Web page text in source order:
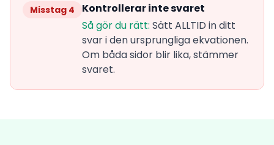
Misstag 4
Kontrollerar inte svaret
Så gör du rätt: Sätt ALLTID in ditt
svar i den ursprungliga ekvationen.
Om båda sidor blir lika, stämmer
svaret.